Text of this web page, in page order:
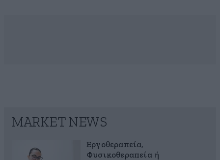
MARKET NEWS
Εργοθεραπεία,
Φυσικοθεραπεία ή